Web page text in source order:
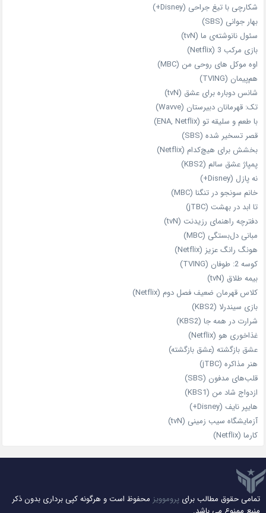
شکارچی با تیغ جراحی (Disney+)
بهار جوانی (SBS)
سئول نانوشته‌ی ما (tvN)
بازی مرکب 3 (Netflix)
اوه موکل های روحی من (MBC)
هم‌پیمان (TVING)
شانس دوباره برای عشق (tvN)
تک: قهرمانان دبیرستان (Wavve)
با طعم و سلیقه تو (ENA, Netflix)
قصر تسخیر شده (SBS)
بخشش برای هیچ‌کدام (Netflix)
پمپاژ عشق سالم (KBS2)
نه پازل (Disney+)
خانم سونجو در تنگنا (MBC)
تا ابد در بهشت (jTBC)
دفترچه راهنمای رزیدنت (tvN)
مبانی دل‌بستگی (MBC)
هونگ رانگ عزیز (Netflix)
کوسه 2: طوفان (TVING)
بیمه طلاق (tvN)
کلاس قهرمان ضعیف فصل دوم (Netflix)
بازی سیندرلا (KBS2)
شرارت در همه‌ جا (KBS2)
غذاخوری هو (Netflix)
عشق بازگشته (عشق بازگشته)
هنر مذاکره (jTBC)
قلب‌های مدفون (SBS)
ازدواج شاد من (KBS1)
هایپر نایف (Disney+)
آزمایشگاه سیب‌ زمینی (tvN)
کارما (Netflix)
تمامی حقوق مطالب برای پروموویز محفوظ است و هرگونه کپی برداری بدون ذکر